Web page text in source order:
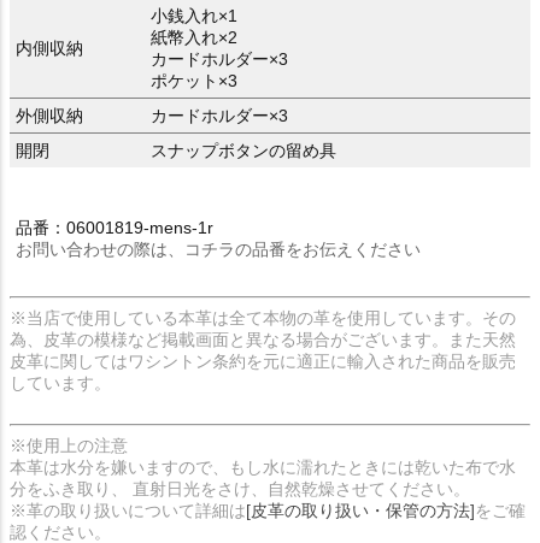
内側収納
小銭入れ×1
紙幣入れ×2
カードホルダー×3
ポケット×3
外側収納
カードホルダー×3
開閉
スナップボタンの留め具
品番：06001819-mens-1r
お問い合わせの際は、コチラの品番をお伝えください
※当店で使用している本革は全て本物の革を使用しています。その
為、皮革の模様など掲載画面と異なる場合がございます。また天然
皮革に関してはワシントン条約を元に適正に輸入された商品を販売
しています。
※使用上の注意
本革は水分を嫌いますので、もし水に濡れたときには乾いた布で水
分をふき取り、 直射日光をさけ、自然乾燥させてください。
※革の取り扱いについて詳細は[皮革の取り扱い・保管の方法]をご確
認ください。